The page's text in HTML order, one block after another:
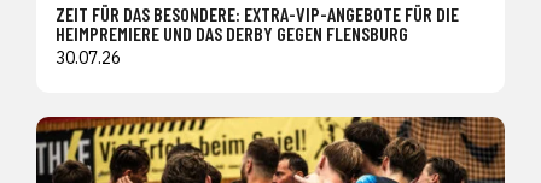
ZEIT FÜR DAS BESONDERE: EXTRA-VIP-ANGEBOTE FÜR DIE
HEIMPREMIERE UND DAS DERBY GEGEN FLENSBURG
30.07.26